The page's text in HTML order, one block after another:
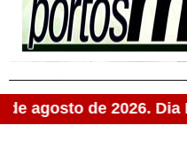
agosto de 2026. Dia